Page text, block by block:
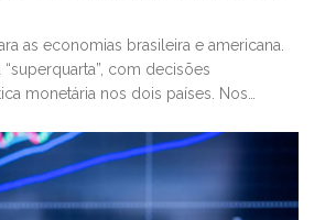
as economias brasileira e americana.
com decisões
monetária nos dois países. Nos
Banco Central seguiu um caminho
marginal, bastante conservador.
Unidos, o ponto […]